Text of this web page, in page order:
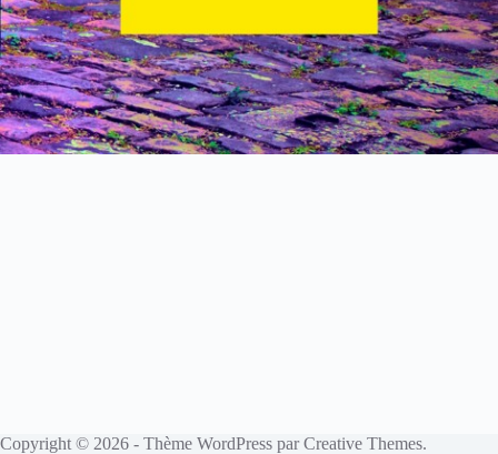
Copyright © 2026 - Thème WordPress parCreative Themes.